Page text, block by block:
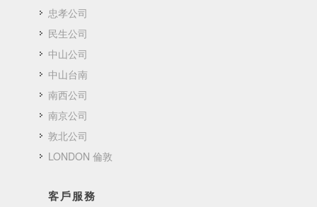
忠孝公司
民生公司
中山公司
中山台南
南西公司
南京公司
敦北公司
LONDON 倫敦
客戶服務